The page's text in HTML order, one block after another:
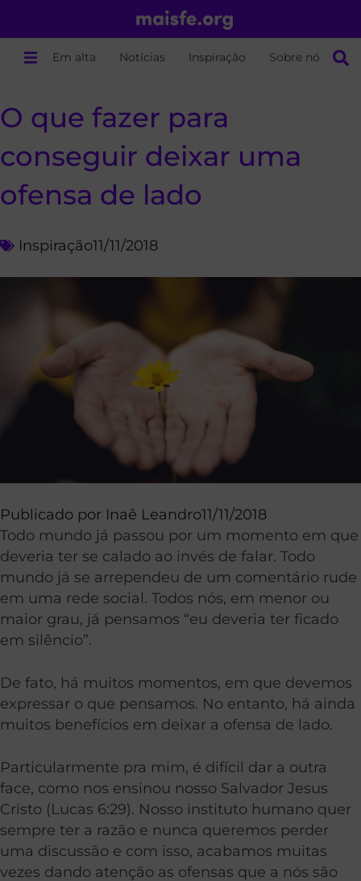
Em alta Notícias Inspiração Sobre nós
O que fazer para
conseguir deixar uma
ofensa de lado
Inspiração11/11/2018
Publicado por Inaê Leandro11/11/2018
Todo mundo já passou por um momento em que
deveria ter se calado ao invés de falar. Todo
mundo já se arrependeu de um comentário rude
em uma rede social. Todos nós, em menor ou
maior grau, já pensamos “eu deveria ter ficado
em silêncio”.
De fato, há muitos momentos, em que devemos
expressar o que pensamos. No entanto, há ainda
muitos benefícios em deixar a ofensa de lado.
Particularmente pra mim, é difícil dar a outra
face, como nos ensinou nosso Salvador Jesus
Cristo (Lucas 6:29). Nosso instituto humano quer
sempre ter a razão e nunca queremos perder
uma discussão e com isso, acabamos muitas
vezes dando atenção as ofensas que a nós são